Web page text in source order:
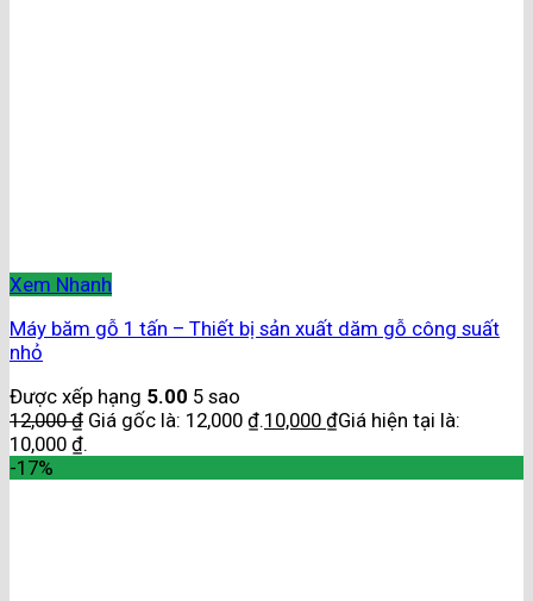
Xem Nhanh
Máy băm gỗ 1 tấn – Thiết bị sản xuất dăm gỗ công suất
nhỏ
Được xếp hạng 5.00 5 sao
12,000₫ Giá gốc là: 12,000 ₫.10,000 ₫Giá hiện tại là:
10,000 ₫.
-17%